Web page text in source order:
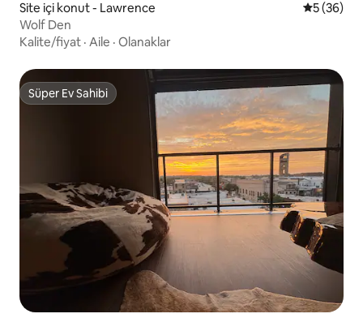
Site içi konut - Lawrence 55 (36)
Wolf Den
Kalite/fiyat · Aile · Olanaklar
Süper Ev Sahibi
Süper Ev Sahibi